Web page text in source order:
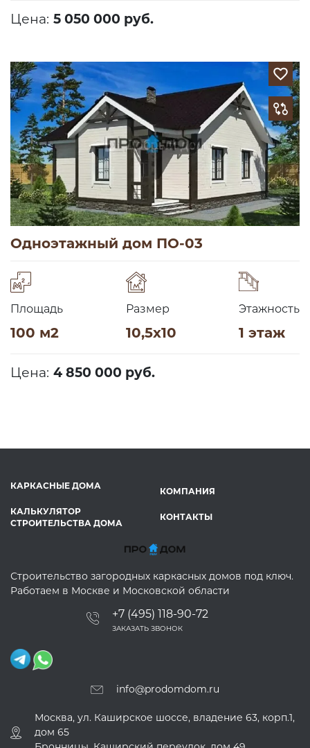
Цена: 5 050 000 руб.
Одноэтажный дом ПО-03
Площадь
100 м2
Размер
10,5х10
Этажность
1 этаж
Цена: 4 850 000 руб.
КАРКАСНЫЕ ДОМА
КАЛЬКУЛЯТОР
СТРОИТЕЛЬСТВА ДОМА
КОМПАНИЯ
КОНТАКТЫ
Строительство загородных каркасных домов под ключ.
Работаем в Москве и Московской области
+7 (495) 118-90-72
ЗАКАЗАТЬ ЗВОНОК
info@prodomdom.ru
Москва, ул. Каширское шоссе, владение 63, корп.1,
дом 65